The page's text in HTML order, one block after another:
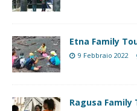
Etna Family
9 Febbraio 2022
Ragusa Family